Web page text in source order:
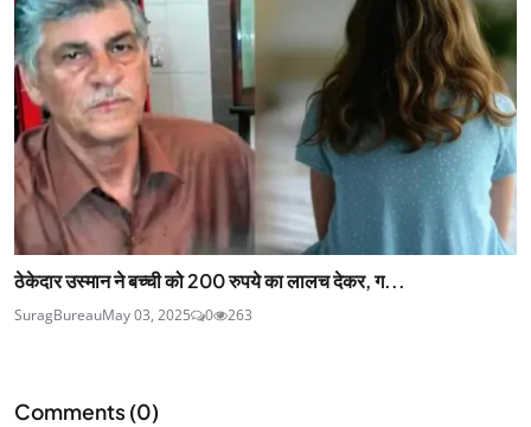
ठेकेदार उस्मान ने बच्ची को 200 रुपये का लालच देकर, ग...
SuragBureauMay 03, 2025 0 263
Comments (0)